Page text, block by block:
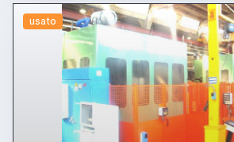
usato